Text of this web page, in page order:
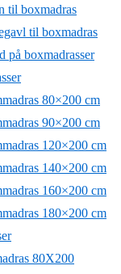
til boxmadras
til boxmadras
på boxmadrasser
80×200 cm
90×200 cm
120×200 cm
140×200 cm
160×200 cm
180×200 cm
80X200